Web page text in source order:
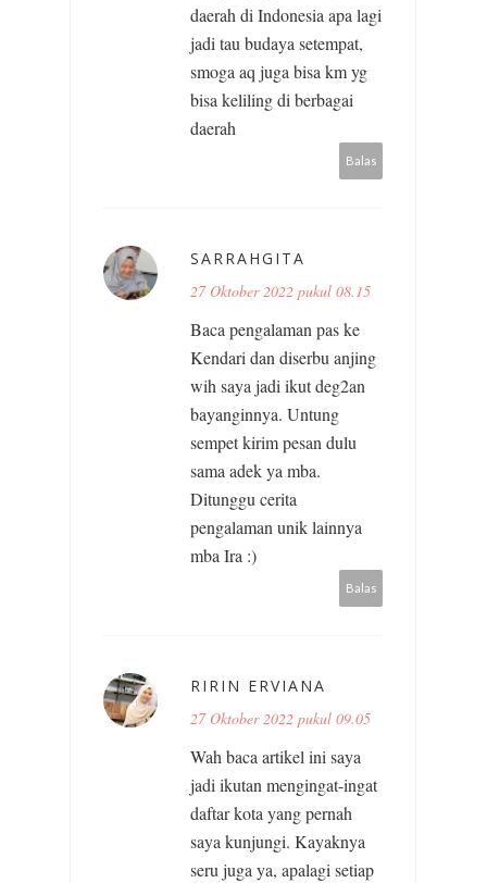
daerah di Indonesia apa lagi
jadi tau budaya setempat,
smoga aq juga bisa km yg
bisa keliling di berbagai
daerah
Balas
SARRAHGITA
27 Oktober 2022 pukul 08.15
Baca pengalaman pas ke
Kendari dan diserbu anjing
wih saya jadi ikut deg2an
bayanginnya. Untung
sempet kirim pesan dulu
sama adek ya mba.
Ditunggu cerita
pengalaman unik lainnya
mba Ira :)
Balas
RIRIN ERVIANA
27 Oktober 2022 pukul 09.05
Wah baca artikel ini saya
jadi ikutan mengingat-ingat
daftar kota yang pernah
saya kunjungi. Kayaknya
seru juga ya, apalagi setiap